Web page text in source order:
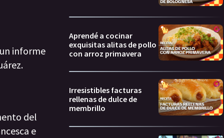
informe
del
e
Aprendé a cocinar
exquisitas alitas de pollo
con arroz primavera
Irresistibles facturas
rellenas de dulce de
membrillo